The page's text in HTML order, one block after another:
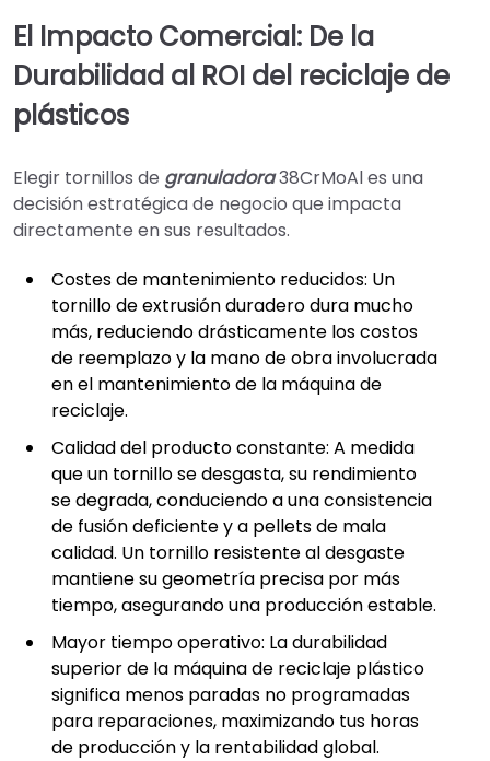
El Impacto Comercial: De la
Durabilidad al ROI del reciclaje de
plásticos
Elegir tornillos de granuladora38CrMoAl es una
decisión estratégica de negocio que impacta
directamente en sus resultados.
Costes de mantenimiento reducidos: Un
tornillo de extrusión duradero dura mucho
más, reduciendo drásticamente los costos
de reemplazo y la mano de obra involucrada
en el mantenimiento de la máquina de
reciclaje.
Calidad del producto constante: A medida
que un tornillo se desgasta, su rendimiento
se degrada, conduciendo a una consistencia
de fusión deficiente y a pellets de mala
calidad. Un tornillo resistente al desgaste
mantiene su geometría precisa por más
tiempo, asegurando una producción estable.
Mayor tiempo operativo: La durabilidad
superior de la máquina de reciclaje plástico
significa menos paradas no programadas
para reparaciones, maximizando tus horas
de producción y la rentabilidad global.